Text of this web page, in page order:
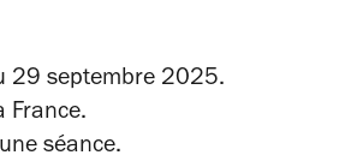
29 septembre 2025.
France.
séance.